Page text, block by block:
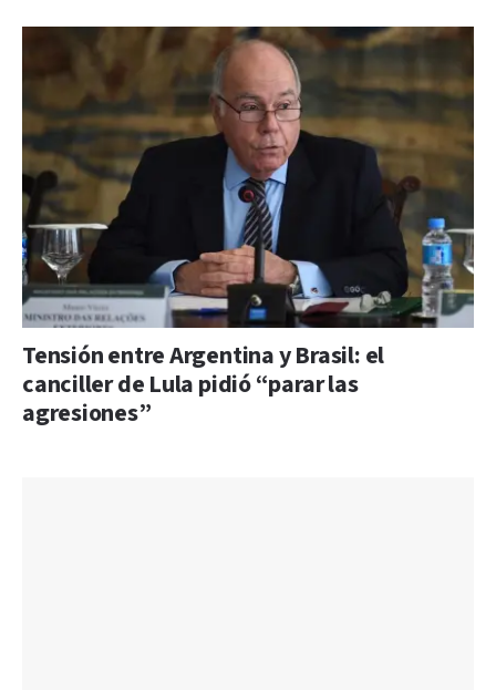
Tensión entre Argentina y Brasil: el
canciller de Lula pidió “parar las
agresiones”